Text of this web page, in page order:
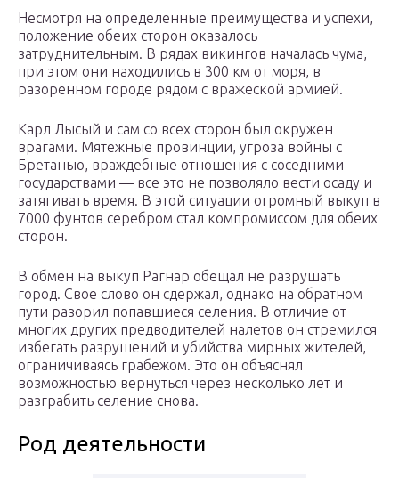
Несмотря на определенные преимущества и успехи,
положение обеих сторон оказалось
затруднительным. В рядах викингов началась чума,
при этом они находились в 300 км от моря, в
разоренном городе рядом с вражеской армией.
Карл Лысый и сам со всех сторон был окружен
врагами. Мятежные провинции, угроза войны с
Бретанью, враждебные отношения с соседними
государствами — все это не позволяло вести осаду и
затягивать время. В этой ситуации огромный выкуп в
7000 фунтов серебром стал компромиссом для обеих
сторон.
В обмен на выкуп Рагнар обещал не разрушать
город. Свое слово он сдержал, однако на обратном
пути разорил попавшиеся селения. В отличие от
многих других предводителей налетов он стремился
избегать разрушений и убийства мирных жителей,
ограничиваясь грабежом. Это он объяснял
возможностью вернуться через несколько лет и
разграбить селение снова.
Род деятельности